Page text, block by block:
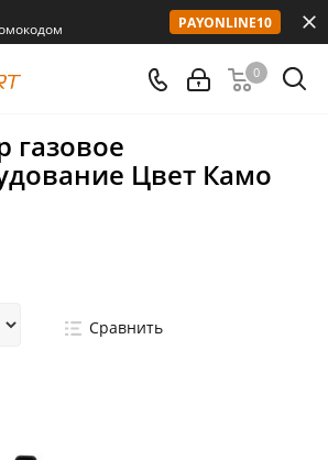
PAYONLINE10
0
газовое
Цвет Камо
Сравнить